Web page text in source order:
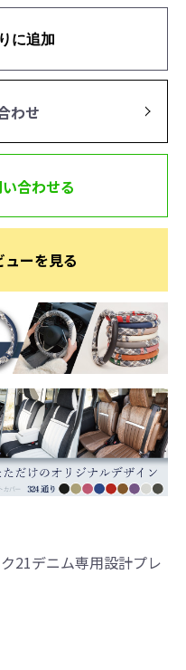
に追加
わせ
合わせる
ーを見る
21デニム専用設計プレ